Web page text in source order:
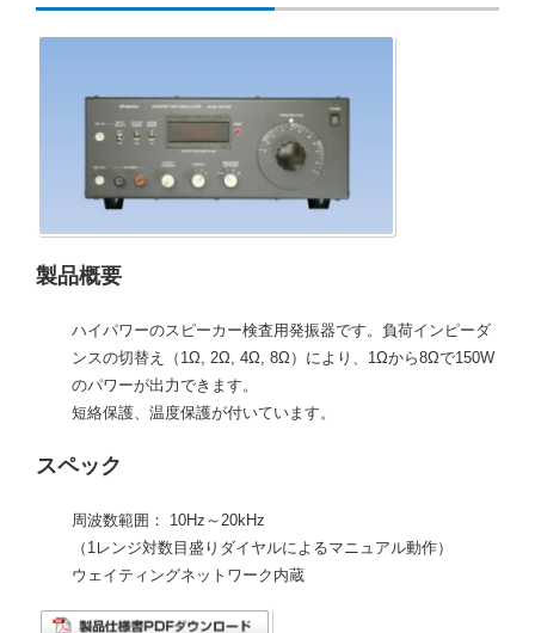
製品概要
ハイパワーのスピーカー検査用発振器です。負荷インピーダ
ンスの切替え（1Ω, 2Ω, 4Ω, 8Ω）により、1Ωから8Ωで150W
のパワーが出力できます。
短絡保護、温度保護が付いています。
スペック
周波数範囲： 10Hz～20kHz
（1レンジ対数目盛りダイヤルによるマニュアル動作）
ウェイティングネットワーク内蔵